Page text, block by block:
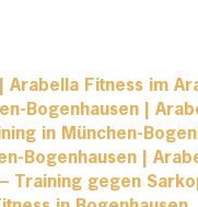
Arabella Fitness im
Bogenhausen |
in München-
Bogenhausen |
Training gegen